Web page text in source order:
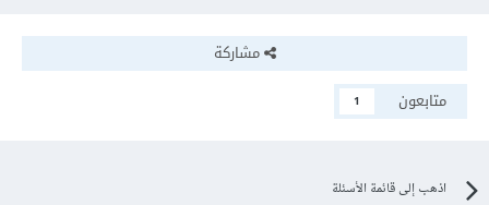
مشاركة
متابعون
1
اذهب إلى قائمة الأسئلة